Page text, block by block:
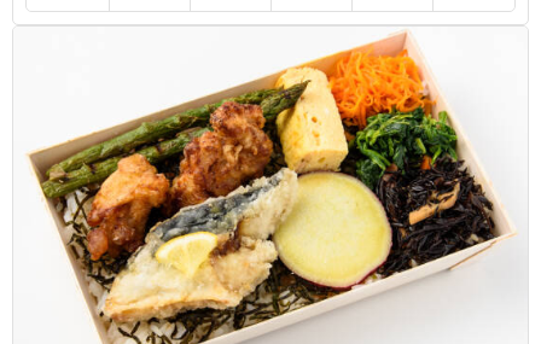
す。完全個包装ではございません。
※おむすびの具材は店舗おまかせとなります。
おにぎりの種類がとても豊富でなにを食べても美味しい、
大満足な商品でした。お米が美味しく、味や具がたくさん
あるので最後まで飽きずにいただけるオススメの商品で
す。また注文したいです。
ご利用シーン：ロケ・撮影›スタジオ撮影
東京都港区赤坂2026/07/22